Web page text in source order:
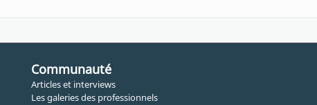
Communauté
Articles et interviews
Les galeries des professionnels